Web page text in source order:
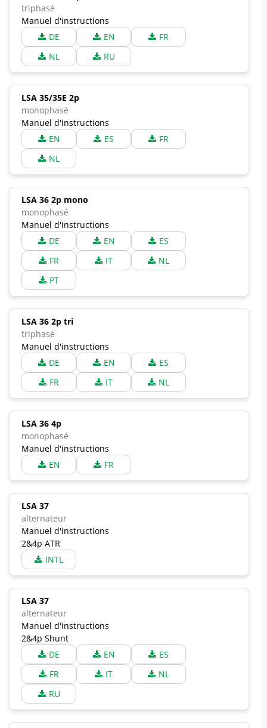
triphasé
Manuel d'instructions
DE
EN
FR
NL
RU
LSA 35/35E 2p
monophasé
Manuel d'instructions
EN
ES
FR
NL
LSA 36 2p mono
monophasé
Manuel d'instructions
DE
EN
ES
FR
IT
NL
PT
LSA 36 2p tri
triphasé
Manuel d'instructions
DE
EN
ES
FR
IT NL
LSA 36 4p
monophasé
Manuel d'instructions
EN
FR
LSA 37
alternateur
Manuel d'instructions
2&4p ATR
INTL
LSA 37
alternateur
Manuel d'instructions
2&4p Shunt
DE
EN
ES
FR
IT
NL
RU